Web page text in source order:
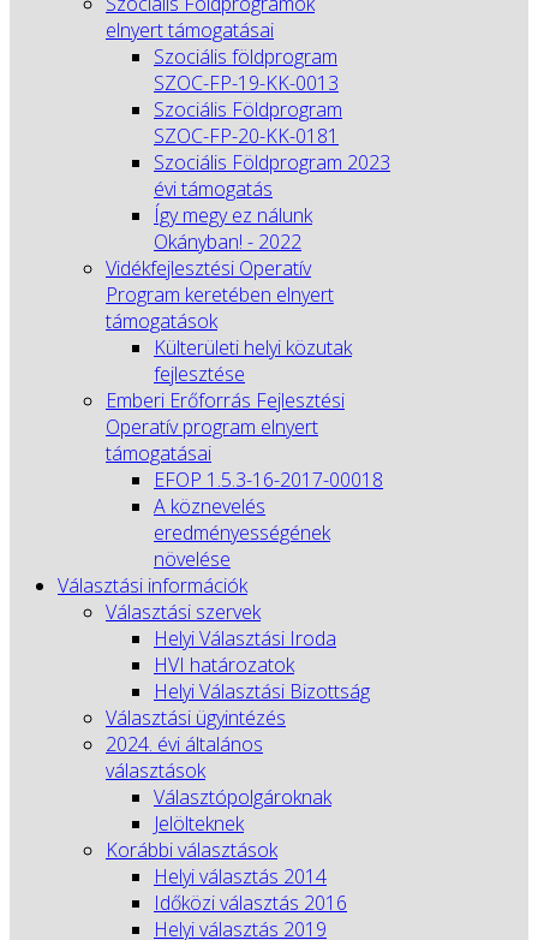
elnyert támogatásai
Szociális földprogram
SZOC-FP-19-KK-0013
Szociális Földprogram
SZOC-FP-20-KK-0181
Szociális Földprogram 2023
évi támogatás
Így megy ez nálunk
Okányban! - 2022
Vidékfejlesztési Operatív
Program keretében elnyert
támogatások
Külterületi helyi közutak
fejlesztése
Emberi Erőforrás Fejlesztési
Operatív program elnyert
támogatásai
EFOP 1.5.3-16-2017-00018
A köznevelés
eredményességének
növelése
Választási információk
Választási szervek
Helyi Választási Iroda
HVI határozatok
Helyi Választási Bizottság
Választási ügyintézés
2024. évi általános
választások
Választópolgároknak
Jelölteknek
Korábbi választások
Helyi választás 2014
Időközi választás 2016
Helyi választás 2019